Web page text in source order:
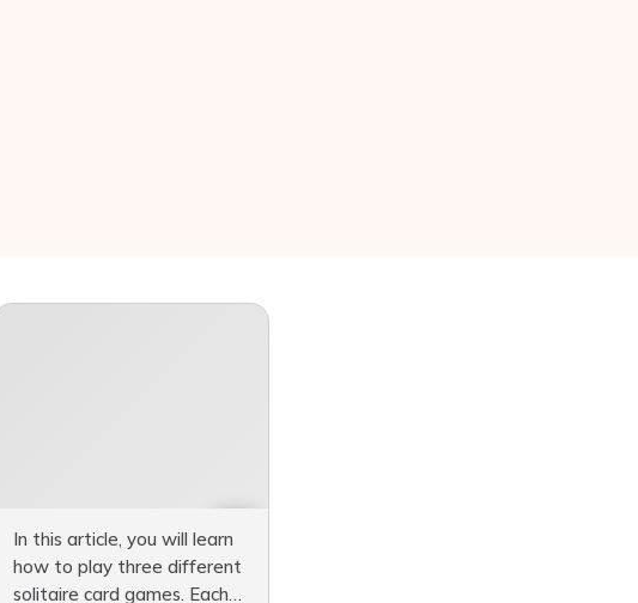
In this article, you will learn
how to play three different
solitaire card games. Each